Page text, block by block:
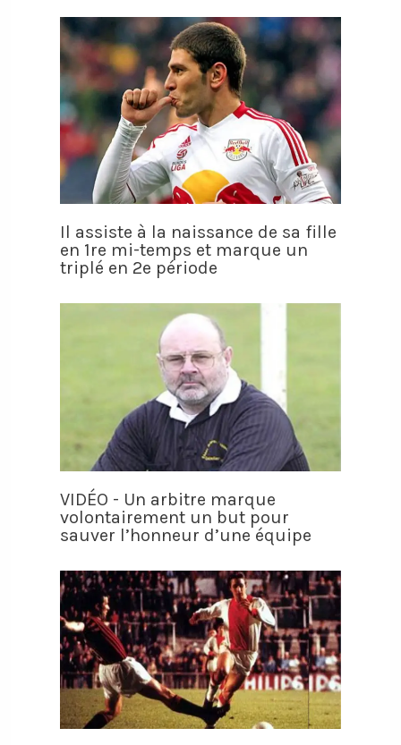
Il assiste à la naissance de sa fille
en 1re mi-temps et marque un
triplé en 2e période
VIDÉO - Un arbitre marque
volontairement un but pour
sauver l’honneur d’une équipe